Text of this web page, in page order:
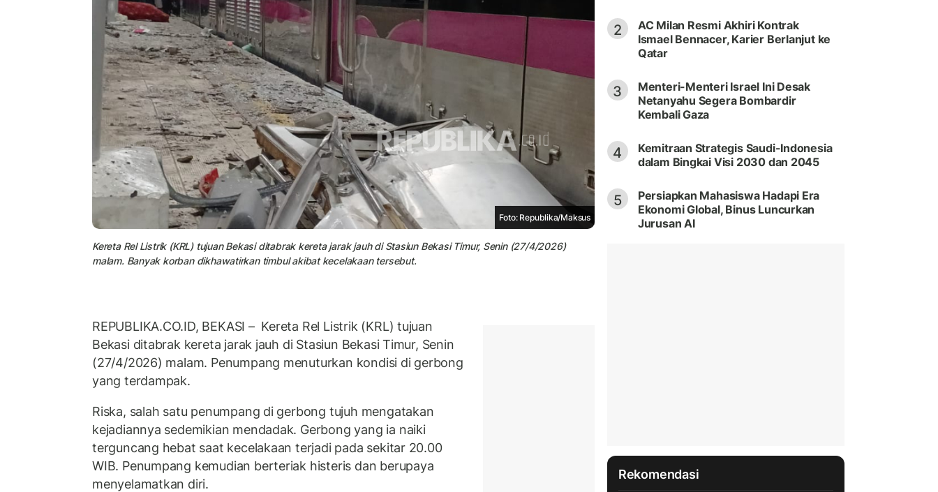
Foto: Republika/Maksus
Kereta Rel Listrik (KRL) tujuan Bekasi ditabrak kereta jarak jauh di Stasiun Bekasi Timur, Senin (27/4/2026)
malam. Banyak korban dikhawatirkan timbul akibat kecelakaan tersebut.
REPUBLIKA.CO.ID, BEKASI – Kereta Rel Listrik (KRL) tujuan
Bekasi ditabrak kereta jarak jauh di Stasiun Bekasi Timur, Senin
(27/4/2026) malam. Penumpang menuturkan kondisi di gerbong
yang terdampak.
Riska, salah satu penumpang di gerbong tujuh mengatakan
kejadiannya sedemikian mendadak. Gerbong yang ia naiki
terguncang hebat saat kecelakaan terjadi pada sekitar 20.00
WIB. Penumpang kemudian berteriak histeris dan berupaya
menyelamatkan diri.
2
AC Milan Resmi Akhiri Kontrak
Ismael Bennacer, Karier Berlanjut ke
Qatar
3
Menteri-Menteri Israel Ini Desak
Netanyahu Segera Bombardir
Kembali Gaza
4
Kemitraan Strategis Saudi-Indonesia
dalam Bingkai Visi 2030 dan 2045
5
Persiapkan Mahasiswa Hadapi Era
Ekonomi Global, Binus Luncurkan
Jurusan AI
Rekomendasi